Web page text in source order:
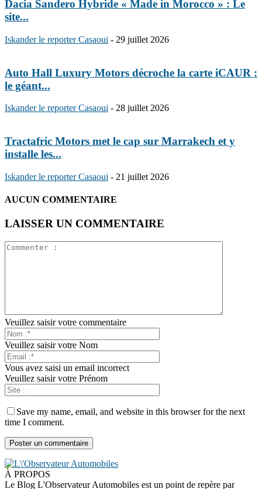
Dacia Sandero Hybride « Made in Morocco » : Le
site...
Iskander le reporter Casaoui - 29 juillet 2026
Auto Hall Luxury Motors décroche la carte iCAUR :
le géant...
Iskander le reporter Casaoui - 28 juillet 2026
Tractafric Motors met le cap sur Marrakech et y
installe les...
Iskander le reporter Casaoui - 21 juillet 2026
AUCUN COMMENTAIRE
LAISSER UN COMMENTAIRE
Veuillez saisir votre commentaire
Veuillez saisir votre Nom
Vous avez saisi un email incorrect
Veuillez saisir votre Prénom
Save my name, email, and website in this browser for the next
time I comment.
À PROPOS
Le Blog L'Observateur Automobiles est un point de repère par